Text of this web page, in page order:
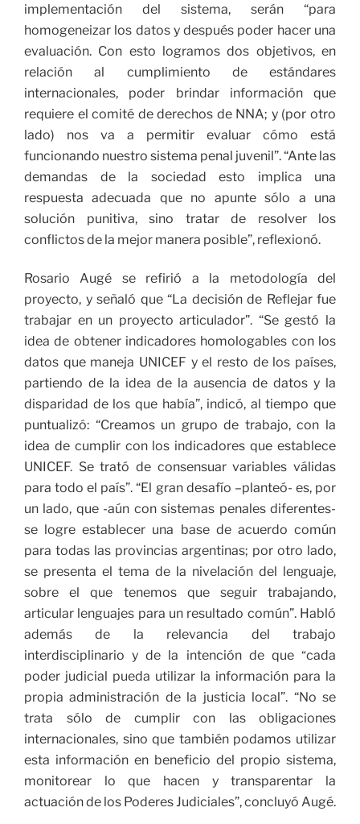
implementación del sistema, serán “para
homogeneizar los datos y después poder hacer una
evaluación. Con esto logramos dos objetivos, en
relación al cumplimiento de estándares
internacionales, poder brindar información que
requiere el comité de derechos de NNA; y (por otro
lado) nos va a permitir evaluar cómo está
funcionando nuestro sistema penal juvenil”. “Ante las
demandas de la sociedad esto implica una
respuesta adecuada que no apunte sólo a una
solución punitiva, sino tratar de resolver los
conflictos de la mejor manera posible”, reflexionó.
Rosario Augé se refirió a la metodología del
proyecto, y señaló que “La decisión de Reflejar fue
trabajar en un proyecto articulador”. “Se gestó la
idea de obtener indicadores homologables con los
datos que maneja UNICEF y el resto de los países,
partiendo de la idea de la ausencia de datos y la
disparidad de los que había”, indicó, al tiempo que
puntualizó: “Creamos un grupo de trabajo, con la
idea de cumplir con los indicadores que establece
UNICEF. Se trató de consensuar variables válidas
para todo el país”. “El gran desafío –planteó- es, por
un lado, que -aún con sistemas penales diferentes-
se logre establecer una base de acuerdo común
para todas las provincias argentinas; por otro lado,
se presenta el tema de la nivelación del lenguaje,
sobre el que tenemos que seguir trabajando,
articular lenguajes para un resultado común”. Habló
además de la relevancia del trabajo
interdisciplinario y de la intención de que “cada
poder judicial pueda utilizar la información para la
propia administración de la justicia local”. “No se
trata sólo de cumplir con las obligaciones
internacionales, sino que también podamos utilizar
esta información en beneficio del propio sistema,
monitorear lo que hacen y transparentar la
actuación de los Poderes Judiciales”, concluyó Augé.